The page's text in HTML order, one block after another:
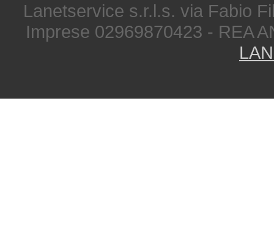
Lanetservice s.r.l.s. via Fabio
Imprese 02969870423 - REA